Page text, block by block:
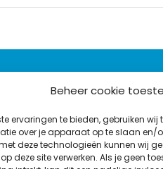
Beheer cookie
ervaringen te bieden, gebruiken
over je apparaat op te slaan en/
deze technologieën kunnen wij
op deze site verwerken. Als je geen
L
i
nT